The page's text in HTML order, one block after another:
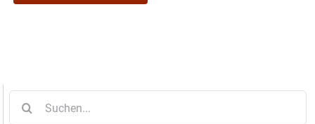
nach: